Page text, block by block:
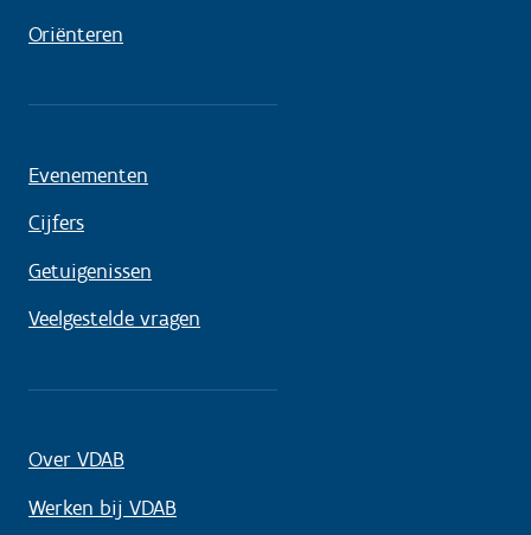
Oriënteren
Evenementen
Cijfers
Getuigenissen
Veelgestelde vragen
Over VDAB
Werken bij VDAB